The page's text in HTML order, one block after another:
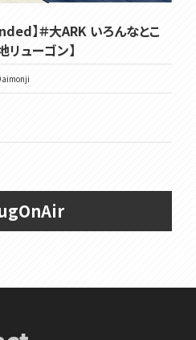
】＃大ARK いろんなとこ
ューゴン】